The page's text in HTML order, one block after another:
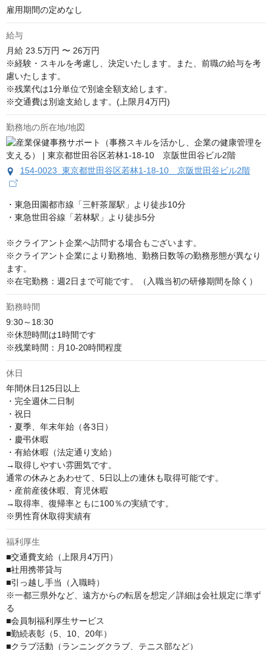
雇用期間の定めなし
給与
月給 23.5万円 〜 26万円
※経験・スキルを考慮し、決定いたします。また、前職の給与を考
慮いたします。
※残業代は1分単位で別途全額支給します。
※交通費は別途支給します。(上限月4万円)
勤務地の所在地/地図
154-0023 東京都世田谷区若林1-18-10 京阪世田谷ビル2階
・東急⽥園都市線「三軒茶屋駅」より徒歩10分
・東急世田谷線「若林駅」より徒歩5分
※クライアント企業へ訪問する場合もございます。
※クライアント企業により勤務地、勤務日数等の勤務形態が異なり
ます。
※在宅勤務：週2日まで可能です。（入職当初の研修期間を除く）
勤務時間
9:30～18:30
※休憩時間は1時間です
※残業時間：月10-20時間程度
休日
年間休日125日以上
・完全週休二日制
・祝日
・夏季、年末年始（各3日）
・慶弔休暇
・有給休暇（法定通り支給）
→取得しやすい雰囲気です。
通常の休みとあわせて、5日以上の連休も取得可能です。
・産前産後休暇、育児休暇
→取得率、復帰率ともに100％の実績です。
※男性育休取得実績有
福利厚生
■交通費支給（上限月4万円）
■社用携帯貸与
■引っ越し手当（入職時）
※一都三県外など、遠方からの転居を想定／詳細は会社規定に準ず
る
■会員制福利厚⽣サービス
■勤続表彰（5、10、20年）
■クラブ活動（ランニングクラブ、テニス部など）